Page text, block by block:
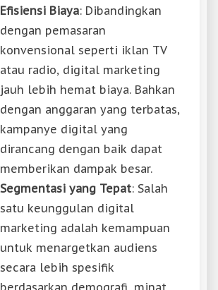
Efisiensi Biaya: Dibandingkan
dengan pemasaran
konvensional seperti iklan TV
atau radio, digital marketing
jauh lebih hemat biaya. Bahkan
dengan anggaran yang terbatas,
kampanye digital yang
dirancang dengan baik dapat
memberikan dampak besar.
Segmentasi yang Tepat: Salah
satu keunggulan digital
marketing adalah kemampuan
untuk menargetkan audiens
secara lebih spesifik
berdasarkan demografi, minat,